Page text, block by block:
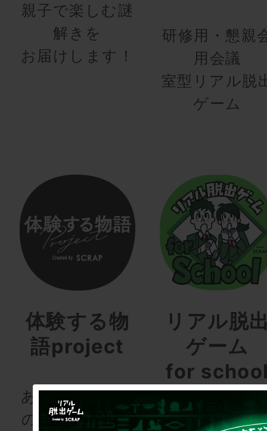
親子で楽しむ謎
解きを
お届けします！
研修用・懇親
用会議
室型リアル脱
ゲーム
体験する物
語project
あなたも、物語
の登場人物にな
リアル脱
ゲーム
for
次の授業は“謎